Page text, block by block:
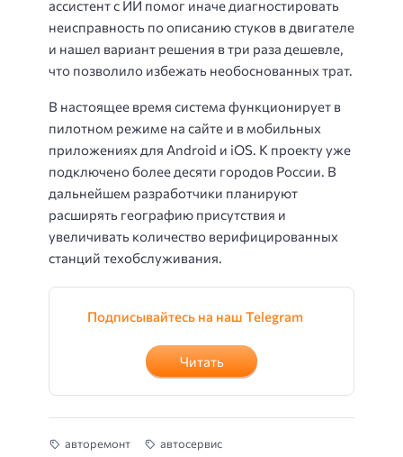
ассистент с ИИ помог иначе диагностировать
неисправность по описанию стуков в двигателе
и нашел вариант решения в три раза дешевле,
что позволило избежать необоснованных трат.
В настоящее время система функционирует в
пилотном режиме на сайте и в мобильных
приложениях для Android и iOS. К проекту уже
подключено более десяти городов России. В
дальнейшем разработчики планируют
расширять географию присутствия и
увеличивать количество верифицированных
станций техобслуживания.
Подписывайтесь на наш Telegram
Читать
авторемонт
автосервис